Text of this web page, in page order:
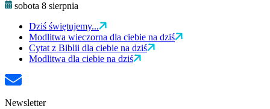
sobota 8 sierpnia
Dziś świętujemy...
Modlitwa wieczorna dla ciebie na dziś
Cytat z Biblii dla ciebie na dziś
Modlitwa dla ciebie na dziś
Newsletter